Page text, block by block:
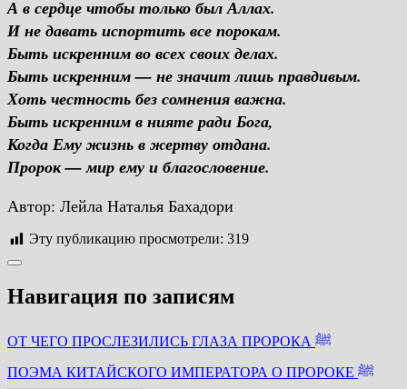
А в сердце чтобы только был Аллах.
И не давать испортить все порокам.
Быть искренним во всех своих делах.
Быть искренним — не значит лишь правдивым.
Хоть честность без сомнения важна.
Быть искренним в нияте ради Бога,
Когда Ему жизнь в жертву отдана.
Пророк — мир ему и благословение.
Автор: Лейла Наталья Бахадори
Эту публикацию просмотрели: 319
Навигация по записям
ОТ ЧЕГО ПРОСЛЕЗИЛИСЬ ГЛАЗА ПРОРОКА ﷺ
ПОЭМА КИТАЙСКОГО ИМПЕРАТОРА О ПРОРОКЕ ﷺ